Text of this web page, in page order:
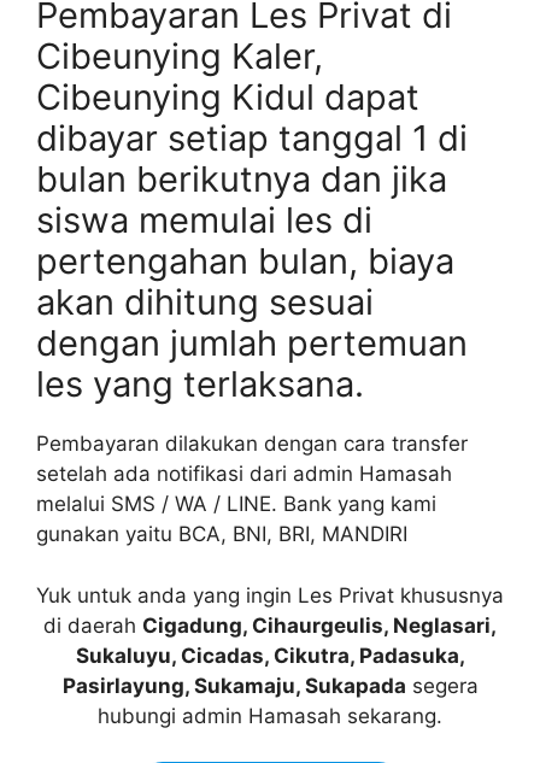
Pembayaran Les Privat di
Cibeunying Kaler,
Cibeunying Kidul dapat
dibayar setiap tanggal 1 di
bulan berikutnya dan jika
siswa memulai les di
pertengahan bulan, biaya
akan dihitung sesuai
dengan jumlah pertemuan
les yang terlaksana.
Pembayaran dilakukan dengan cara transfer
setelah ada notifikasi dari admin Hamasah
melalui SMS / WA / LINE. Bank yang kami
gunakan yaitu BCA, BNI, BRI, MANDIRI
Yuk untuk anda yang ingin Les Privat khususnya
di daerah Cigadung, Cihaurgeulis, Neglasari,
Sukaluyu, Cicadas, Cikutra, Padasuka,
Pasirlayung, Sukamaju, Sukapada segera
hubungi admin Hamasah sekarang.